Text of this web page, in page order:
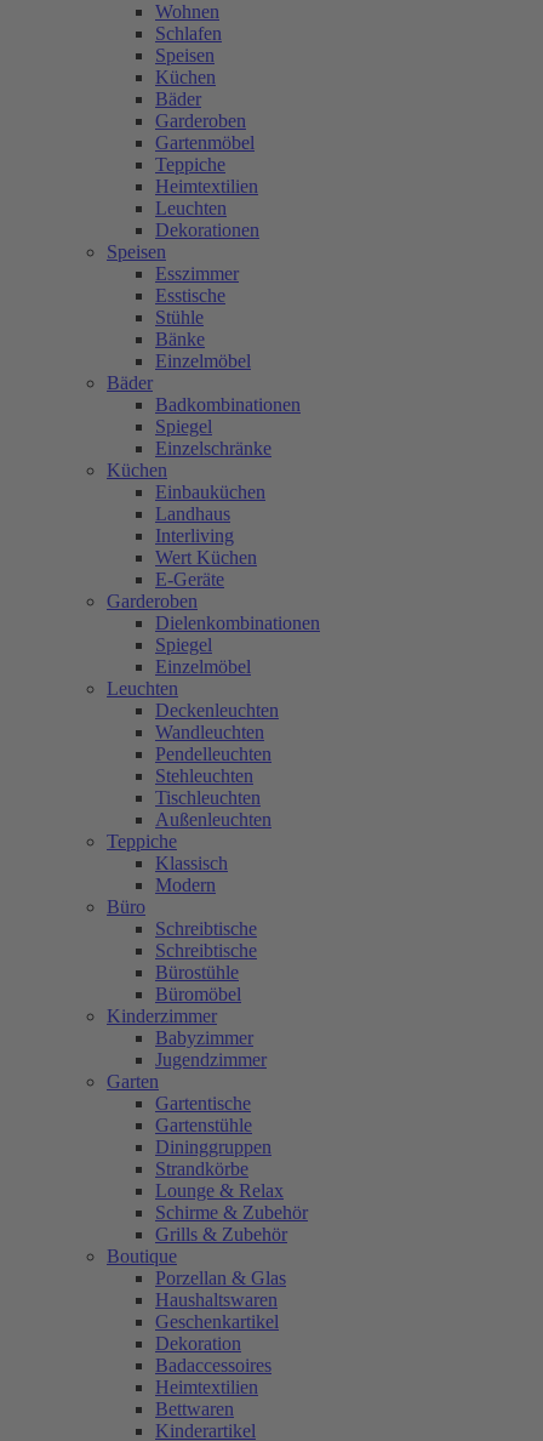
Wohnen
Schlafen
Speisen
Küchen
Bäder
Garderoben
Gartenmöbel
Teppiche
Heimtextilien
Leuchten
Dekorationen
Speisen
Esszimmer
Esstische
Stühle
Bänke
Einzelmöbel
Bäder
Badkombinationen
Spiegel
Einzelschränke
Küchen
Einbauküchen
Landhaus
Interliving
Wert Küchen
E-Geräte
Garderoben
Dielenkombinationen
Spiegel
Einzelmöbel
Leuchten
Deckenleuchten
Wandleuchten
Pendelleuchten
Stehleuchten
Tischleuchten
Außenleuchten
Teppiche
Klassisch
Modern
Büro
Schreibtische
Schreibtische
Bürostühle
Büromöbel
Kinderzimmer
Babyzimmer
Jugendzimmer
Garten
Gartentische
Gartenstühle
Dininggruppen
Strandkörbe
Lounge & Relax
Schirme & Zubehör
Grills & Zubehör
Boutique
Porzellan & Glas
Haushaltswaren
Geschenkartikel
Dekoration
Badaccessoires
Heimtextilien
Bettwaren
Kinderartikel